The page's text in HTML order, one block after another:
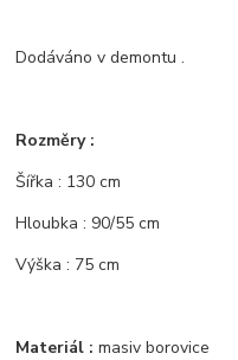
Dodáváno v demontu .
Rozměry :
Šířka : 130 cm
Hloubka : 90/55 cm
Výška : 75 cm
Materiál : masiv borovice